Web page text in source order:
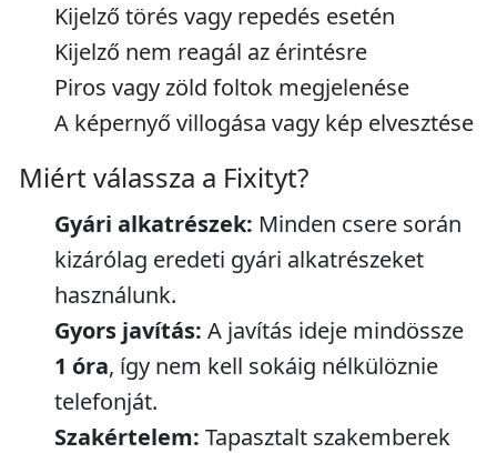
Kijelző törés vagy repedés esetén
Kijelző nem reagál az érintésre
Piros vagy zöld foltok megjelenése
A képernyő villogása vagy kép elvesztése
Miért válassza a Fixityt?
Gyári alkatrészek: Minden csere során
kizárólag eredeti gyári alkatrészeket
használunk.
Gyors javítás: A javítás ideje mindössze
1 óra, így nem kell sokáig nélkülöznie
telefonját.
Szakértelem: Tapasztalt szakemberek